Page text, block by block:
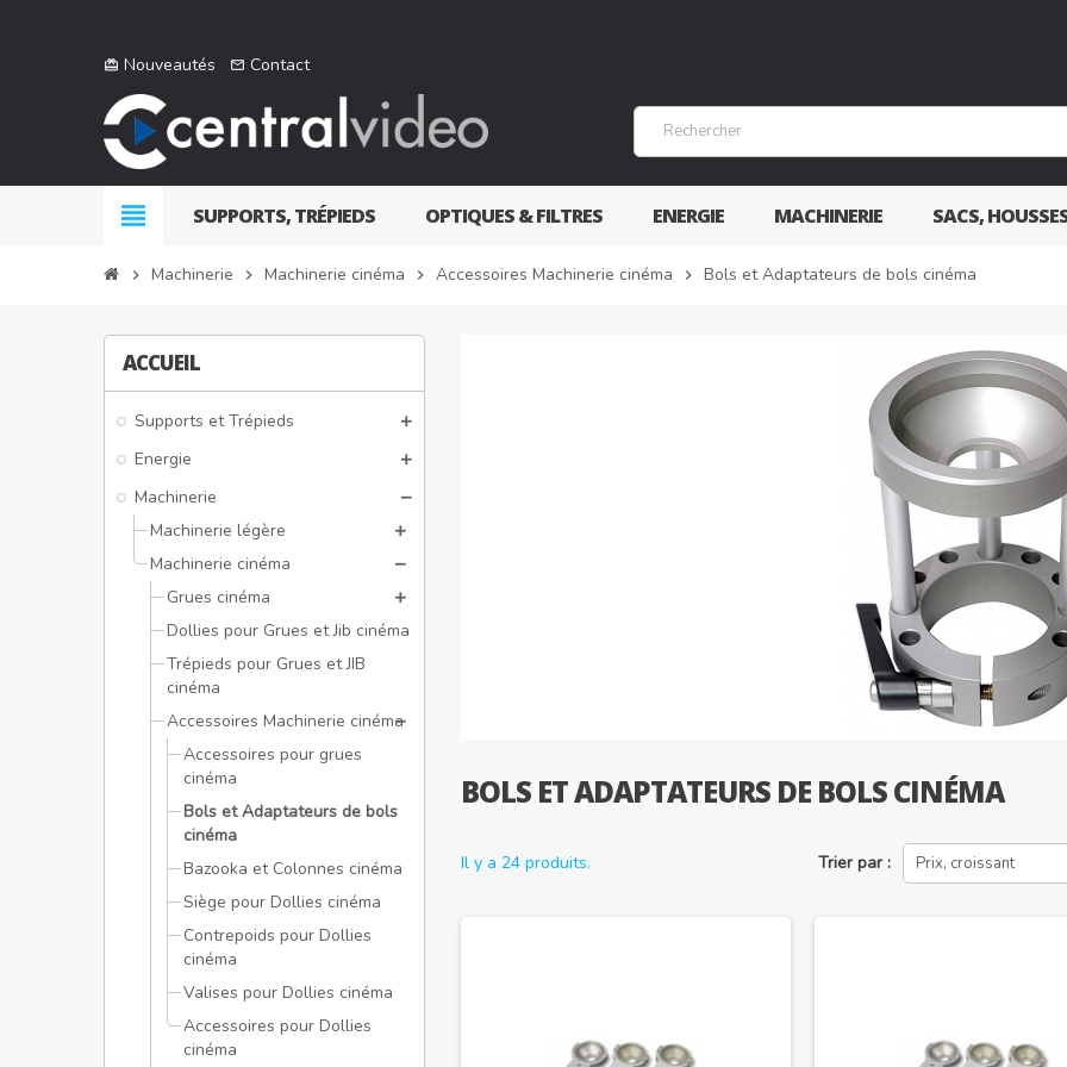
card_giftcard Nouveautés mail_outline Contact
view_headline SUPPORTS, TRÉPIEDS OPTIQUES & FILTRES ENERGIE MACHINERIE SACS,
chevron_right Machinerie chevron_right Machinerie cinéma chevron_right Accessoires Machinerie cinéma chevron_right Bols et Adaptateurs de bols cinéma
ACCUEIL
Supports et Trépieds
Energie
Machinerie
Machinerie légère
Machinerie cinéma
Grues cinéma
Dollies pour Grues et Jib cinéma
Trépieds pour Grues et JIB
cinéma
Accessoires Machinerie cinéma
Accessoires pour grues
cinéma
Bols et Adaptateurs de bols
cinéma
Bazooka et Colonnes cinéma
Siège pour Dollies cinéma
Contrepoids pour Dollies
cinéma
Valises pour Dollies cinéma
Accessoires pour Dollies
cinéma
BOLS ET ADAPTATEURS DE BOLS CINÉMA
Trier par : Prix, croissant
Il y a 24 produits.